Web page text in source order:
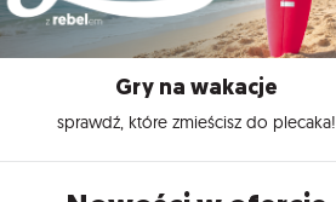
Gry na wakacje
sprawdź, które zmieścisz do plecaka!